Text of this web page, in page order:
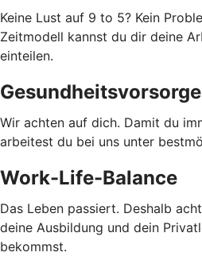
Keine Lust auf 9 to 5? Kein
Zeitmodell kannst du dir deine
einteilen.
Gesundheitsvorsorge
Wir achten auf dich. Damit du
arbeitest du bei uns unter
Work-Life-Balance
Das Leben passiert. Deshalb
deine Ausbildung und dein
bekommst.